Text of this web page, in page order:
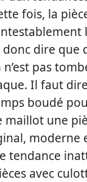
fois, la
dire que
n’est pas
Il faut
boudé
maillot une
moderne
tendance
avec